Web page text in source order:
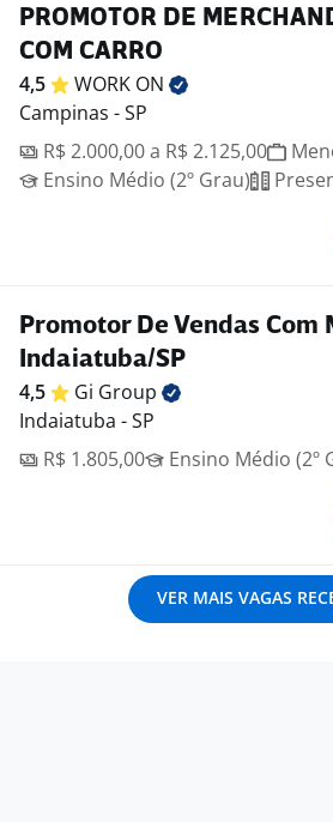
PROMOTOR DE
COM CARRO
4,5 WORK ON
Campinas - SP
R$ 2.000,00 a R$ 2.125,00
Ensino Médio (2º Grau)
Promotor De Vendas Com
Indaiatuba/SP
4,5 Gi Group
Indaiatuba - SP
R$ 1.805,00
Ensino Médio (2º
VER MAIS VAGAS